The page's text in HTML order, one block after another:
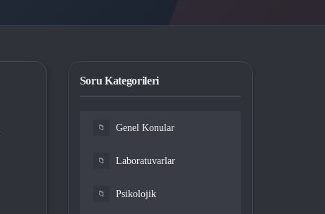
Soru Kategorileri
📁 Genel Konular
📁 Laboratuvarlar
📁 Psikolojik